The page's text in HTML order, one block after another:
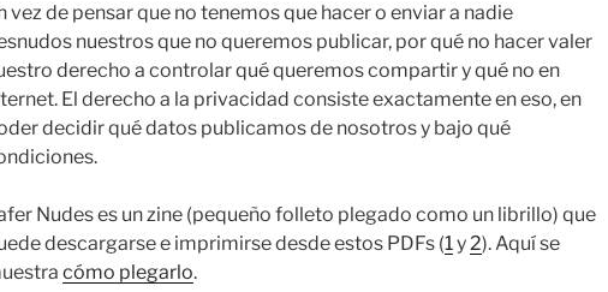
vez de pensar que no tenemos que hacer o enviar a nadie
nuestros que no queremos publicar, por qué no hacer valer
derecho a controlar qué queremos compartir y qué no en
El derecho a la privacidad consiste exactamente en eso, en
decidir qué datos publicamos de nosotros y bajo qué
Nudes es un zine (pequeño folleto plegado como un librillo) que
descargarse e imprimirse desde estos PDFs (1y2). Aquí se
cómo plegarlo.